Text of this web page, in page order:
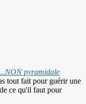
pyramidale
tout fait pour guérir une
ce qu'il faut pour